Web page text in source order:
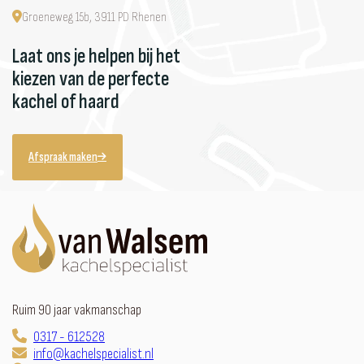
Groeneweg 15b, 3911 PD Rhenen
Laat ons je helpen bij het
kiezen van de perfecte
kachel of haard
Afspraak maken
Ruim 90 jaar vakmanschap
0317 - 612528
info@kachelspecialist.nl